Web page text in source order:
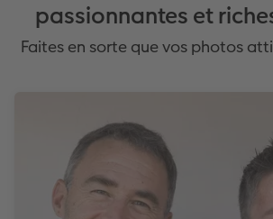
passionnantes et
Faites en sorte que vos photos